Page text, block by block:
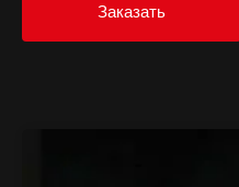
Заказать